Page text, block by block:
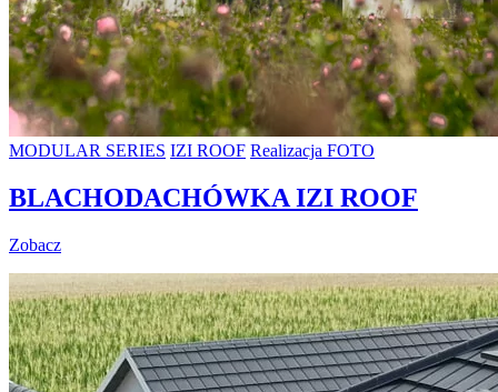
MODULAR SERIES IZI ROOF Realizacja FOTO
BLACHODACHÓWKA IZI ROOF
Zobacz